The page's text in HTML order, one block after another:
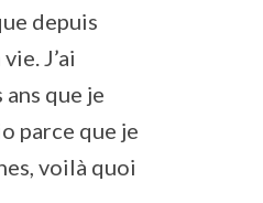
depuis
J’ai
que je
parce que je
voilà quoi